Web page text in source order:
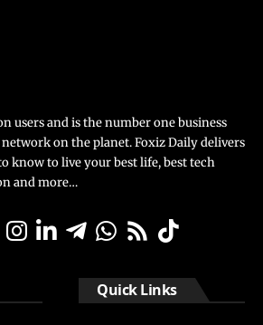
users and is the number one business
on the planet. Foxiz Daily delivers
know to live your best life, best tech
and more…
Quick Links